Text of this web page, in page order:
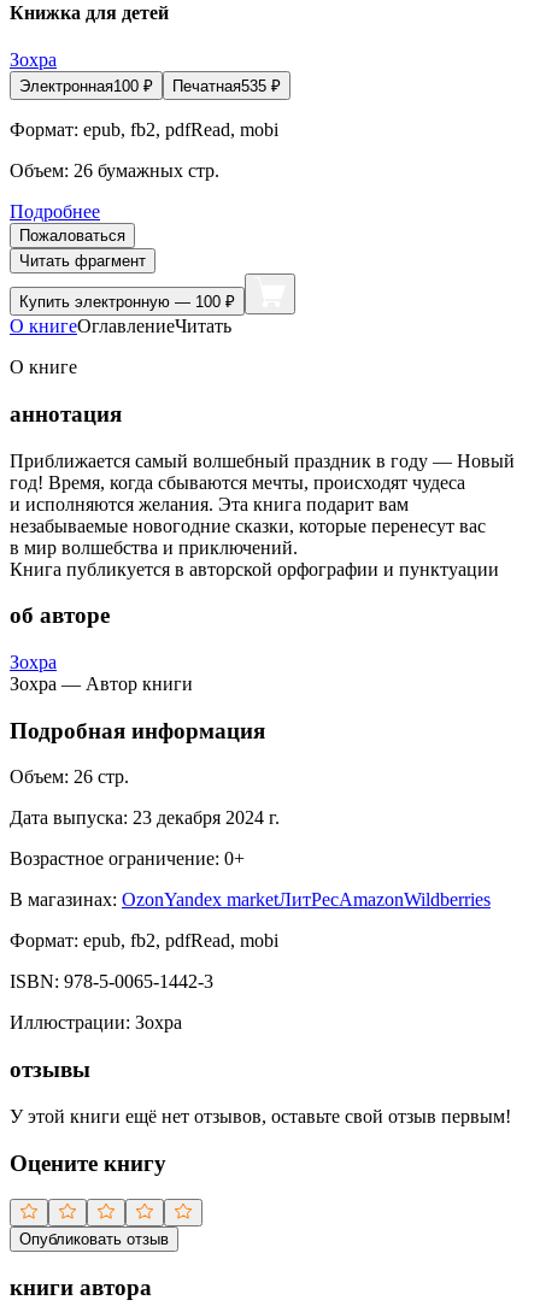
Книжка для детей
Зохра
Электронная100 ₽ Печатная535 ₽
Формат: epub, fb2, pdfRead, mobi
Объем: 26 бумажных стр.
Подробнее
Пожаловаться
Читать фрагмент
Купить электронную — 100 ₽
О книгеОглавлениеЧитать
О книге
аннотация
Приближается самый волшебный праздник в году — Новый
год! Время, когда сбываются мечты, происходят чудеса
и исполняются желания. Эта книга подарит вам
незабываемые новогодние сказки, которые перенесут вас
в мир волшебства и приключений.
Книга публикуется в авторской орфографии и пунктуации
об авторе
Зохра
Зохра — Автор книги
Подробная информация
Объем: 26 стр.
Дата выпуска: 23 декабря 2024 г.
Возрастное ограничение: 0+
В магазинах: OzonYandex marketЛитРесAmazonWildberries
Формат: epub, fb2, pdfRead, mobi
ISBN: 978-5-0065-1442-3
Иллюстрации: Зохра
отзывы
У этой книги ещё нет отзывов, оставьте свой отзыв первым!
Оцените книгу
Опубликовать отзыв
книги автора